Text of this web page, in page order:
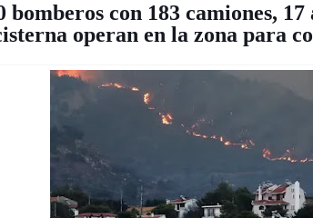
bomberos con 183 camiones,
operan en la zona para